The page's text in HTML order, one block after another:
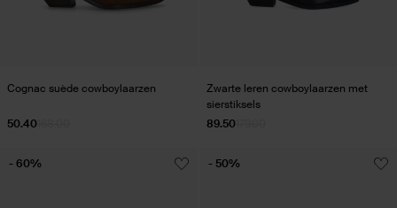
Cognac suède cowboylaarzen
50.40
Zwarte leren cowboylaarzen met
sierstiksels
89.50
- 60% - 50%